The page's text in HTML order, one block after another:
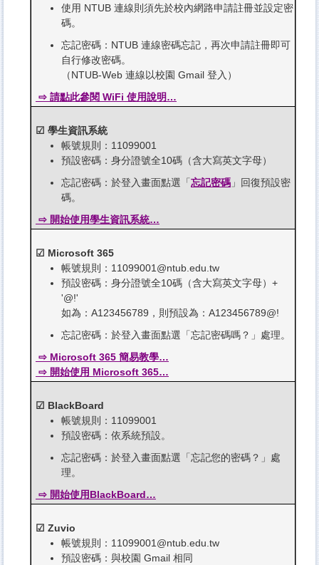
使用 NTUB 連線則須先於校內網路申請註冊並設定密
碼。
忘記密碼：NTUB 連線密碼忘記，再次申請註冊即可
自行修改密碼。
（NTUB-Web 連線以校園 Gmail 登入）
⇨ 請點此參閱 WiFi 使用說明…
☑ 學生資訊系統
帳號規則：11099001
預設密碼：身分證號全10碼（含大寫英文字母）
忘記密碼：於登入畫面點選「 忘記密碼 」回復預設密
碼。
⇨ 開始使用學生資訊系統…
☑ Microsoft 365
帳號規則：11099001@ntub.edu.tw
預設密碼：身分證號全10碼（含大寫英文字母）+
'@!'
如為：A123456789，則預設為：A123456789@!
忘記密碼：於登入畫面點選「忘記密碼嗎？」處理。
⇨ Microsoft 365 簡易教學…
⇨ 開始使用 Microsoft 365…
☑ BlackBoard
帳號規則：11099001
預設密碼：依系統預設。
忘記密碼：於登入畫面點選「忘記您的密碼？」處
理。
⇨ 開始使用BlackBoard…
☑ Zuvio
帳號規則：11099001@ntub.edu.tw
預設密碼：與校園 Gmail 相同